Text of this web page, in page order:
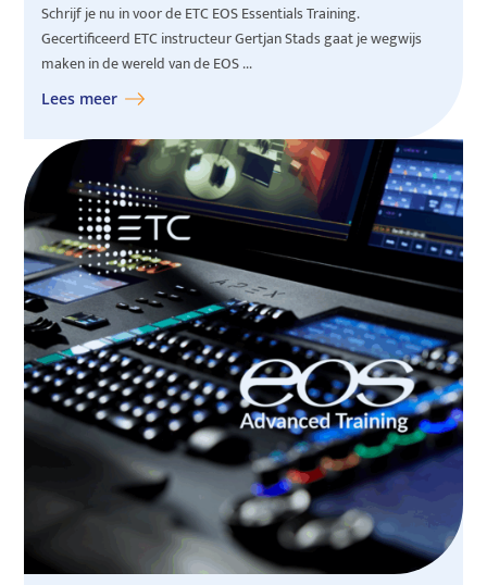
Schrijf je nu in voor de ETC EOS Essentials Training.
Gecertificeerd ETC instructeur Gertjan Stads gaat je wegwijs
maken in de wereld van de EOS ...
Lees meer